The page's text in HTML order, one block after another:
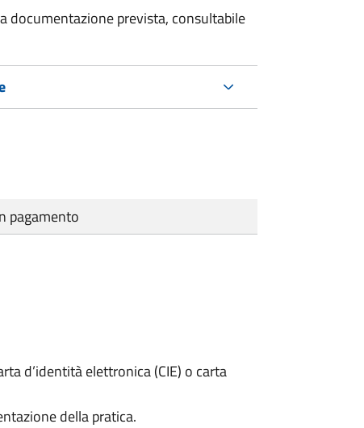
documentazione prevista, consultabile
pagamento
d’identità elettronica (CIE) o carta
della pratica.